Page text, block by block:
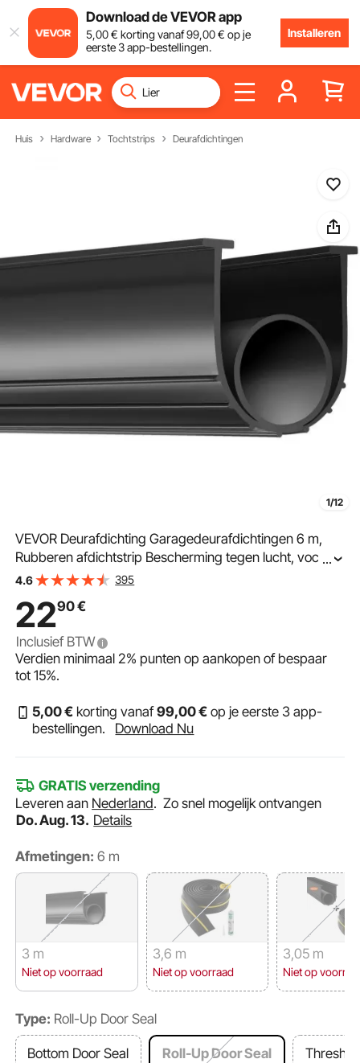
Download de VEVOR app
5,00€ korting vanaf99,00€ op je
eerste 3 app-bestellingen.
Installeren
Huis Hardware Tochtstrips Deurafdichtingen
1/12
VEVOR Deurafdichting Garagedeurafdichtingen 6 m,
Rubberen afdichtstrip Bescherming tegen lucht, vocht
en stof, Deurafdichting Deurafdichtingstape Zwart
...
4.6 395
2290€
Inclusief BTW
Verdien minimaal2% punten op aankopen of bespaar
tot15%.
5,00€ korting vanaf99,00€ op je eerste 3 app-
bestellingen.
Download Nu
GRATIS verzending
Leveren aan Nederland.Zo snel mogelijk ontvangen
Do. Aug. 13. Details
Afmetingen: 6 m
3 m
Niet op voorraad
3,6 m
Niet op voorraad
3,05 m
Niet op
Type: Roll-Up Door Seal
Bottom Door Seal Roll-Up Door Seal